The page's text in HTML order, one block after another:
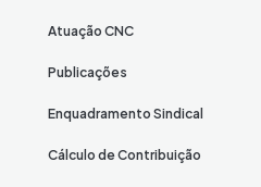
Atuação CNC
Publicações
Enquadramento Sindical
Cálculo de Contribuição